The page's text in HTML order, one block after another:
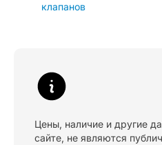
клапанов
Цены, наличие и другие
сайте, не являются